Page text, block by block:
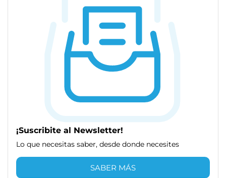
¡Suscribite al Newsletter!
Lo que necesitas saber, desde donde necesites
SABER MÁS